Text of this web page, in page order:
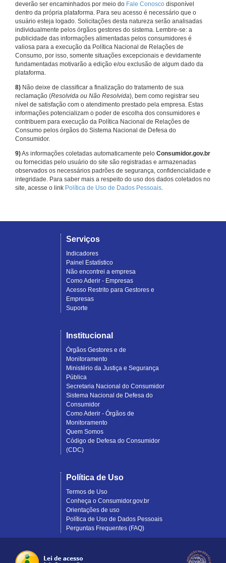
deverão ser encaminhados por meio do Fale Conosco disponível
dentro da própria plataforma. Para seu acesso é necessário que o
usuário esteja logado. Solicitações desta natureza serão analisadas
individualmente pelos órgãos gestores do sistema. Lembre-se: a
publicidade das informações alimentadas pelos consumidores é
valiosa para a execução da Política Nacional de Relações de
Consumo, por isso, somente situações excepcionais e devidamente
fundamentadas motivarão a edição e/ou exclusão de algum dado da
plataforma.
8) Não deixe de classificar a finalização do tratamento de sua
reclamação (Resolvida ou Não Resolvida), bem como registrar seu
nível de satisfação com o atendimento prestado pela empresa. Estas
informações potencializam o poder de escolha dos consumidores e
contribuem para execução da Política Nacional de Relações de
Consumo pelos órgãos do Sistema Nacional de Defesa do
Consumidor.
9)As informações coletadas automaticamente pelo Consumidor.gov.br
ou fornecidas pelo usuário do site são registradas e armazenadas
observados os necessários padrões de segurança, confidencialidade e
integridade. Para saber mais a respeito do uso dos dados coletados no
site, acesse o link Política de Uso de Dados Pessoais.
Serviços
Indicadores
Painel Estatístico
Não encontrei a empresa
Como Aderir - Empresas
Acesso Restrito para Gestores e
Empresas
Suporte
Institucional
Órgãos Gestores e de
Monitoramento
Ministério da Justiça e Segurança
Pública
Secretaria Nacional do Consumidor
Sistema Nacional de Defesa do
Consumidor
Como Aderir - Órgãos de
Monitoramento
Quem Somos
Código de Defesa do Consumidor
(CDC)
Política de Uso
Termos de Uso
Conheça o Consumidor.gov.br
Orientações de uso
Política de Uso de Dados Pessoais
Perguntas Frequentes (FAQ)